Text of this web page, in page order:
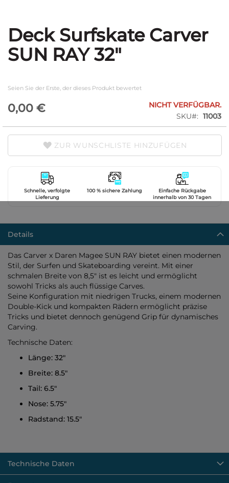
Zum
Anfang
der
Bildgalerie
Deck Surfskate Carver
SUN RAY 32"
Seien Sie der Erste, der dieses Produkt bewertet
0,00 €
NICHT VERFÜGBAR.
SKU
11003
ZUR WUNSCHLISTE HINZUFÜGEN
Schnelle, verfolgte
Lieferung
100 % sichere Zahlung
Einfache Rückgabe
innerhalb von 30 Tagen
Details
Das Carver x Daren Magee SUN RAY bietet einen modernen
Stil, der Surfen und Skateboarding vereint. Mit einer
schmalen Breite von 8,5" ist es leicht und ermöglicht
sowohl Tricks als auch flüssige Carves.
Seine Konfiguration mit niedrigen Trucks, einem modernen
Double-Kick und kompakten Rädern ermöglicht präzise
Tricks und bietet dennoch genügend Grip für dynamisches
Carving.
Technische Daten:
Länge: 32"
Breite: 8.5"
Tail: 6.5"
Nose: 5.75"
Radstand: 15.5"
Technische Daten